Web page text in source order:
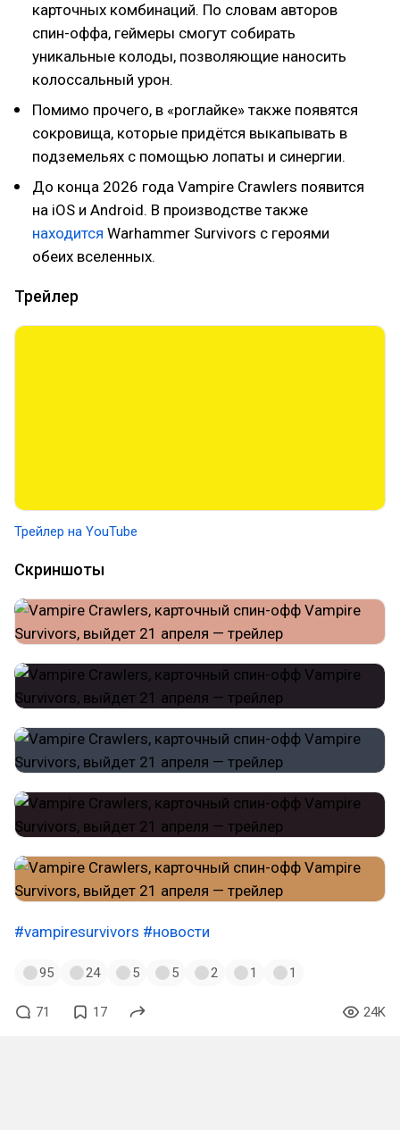
карточных комбинаций. По словам авторов
спин-оффа, геймеры смогут собирать
уникальные колоды, позволяющие наносить
колоссальный урон.
Помимо прочего, в «роглайке» также появятся
сокровища, которые придётся выкапывать в
подземельях с помощью лопаты и синергии.
До конца 2026 года Vampire Crawlers появится
на iOS и Android. В производстве также
находится Warhammer Survivors с героями
обеих вселенных.
Трейлер
Трейлер на YouTube
Скриншоты
#vampiresurvivors #новости
95 24 5 5 2 1 1
71 17 24K